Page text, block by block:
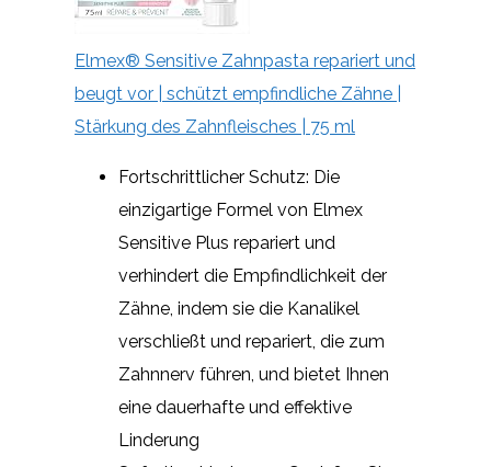
Elmex® Sensitive Zahnpasta repariert und
beugt vor | schützt empfindliche Zähne |
Stärkung des Zahnfleisches | 75 ml
Fortschrittlicher Schutz: Die
einzigartige Formel von Elmex
Sensitive Plus repariert und
verhindert die Empfindlichkeit der
Zähne, indem sie die Kanalikel
verschließt und repariert, die zum
Zahnnerv führen, und bietet Ihnen
eine dauerhafte und effektive
Linderung